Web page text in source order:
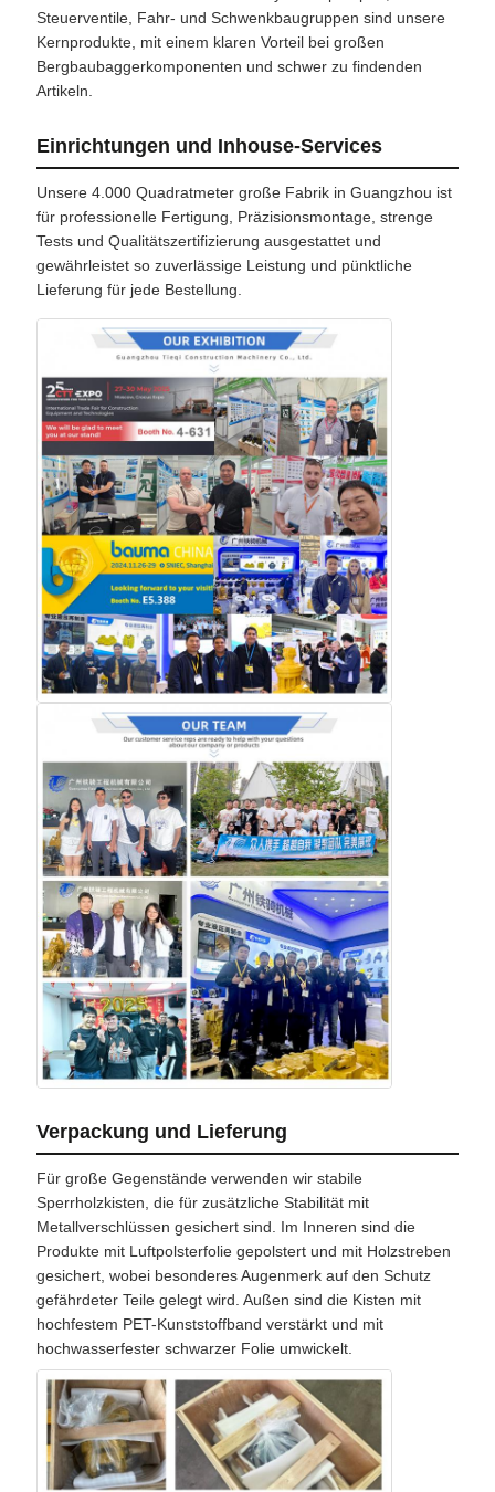
Steuerventile, Fahr- und Schwenkbaugruppen sind unsere
Kernprodukte, mit einem klaren Vorteil bei großen
Bergbaubaggerkomponenten und schwer zu findenden
Artikeln.
Einrichtungen und Inhouse-Services
Unsere 4.000 Quadratmeter große Fabrik in Guangzhou ist
für professionelle Fertigung, Präzisionsmontage, strenge
Tests und Qualitätszertifizierung ausgestattet und
gewährleistet so zuverlässige Leistung und pünktliche
Lieferung für jede Bestellung.
Verpackung und Lieferung
Für große Gegenstände verwenden wir stabile
Sperrholzkisten, die für zusätzliche Stabilität mit
Metallverschlüssen gesichert sind. Im Inneren sind die
Produkte mit Luftpolsterfolie gepolstert und mit Holzstreben
gesichert, wobei besonderes Augenmerk auf den Schutz
gefährdeter Teile gelegt wird. Außen sind die Kisten mit
hochfestem PET-Kunststoffband verstärkt und mit
hochwasserfester schwarzer Folie umwickelt.